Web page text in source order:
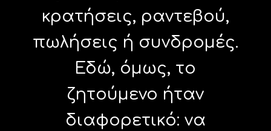
κρατήσεις, ραντεβού,
πωλήσεις ή συνδρομές.
Εδώ, όμως, το
ζητούμενο ήταν
διαφορετικό: να